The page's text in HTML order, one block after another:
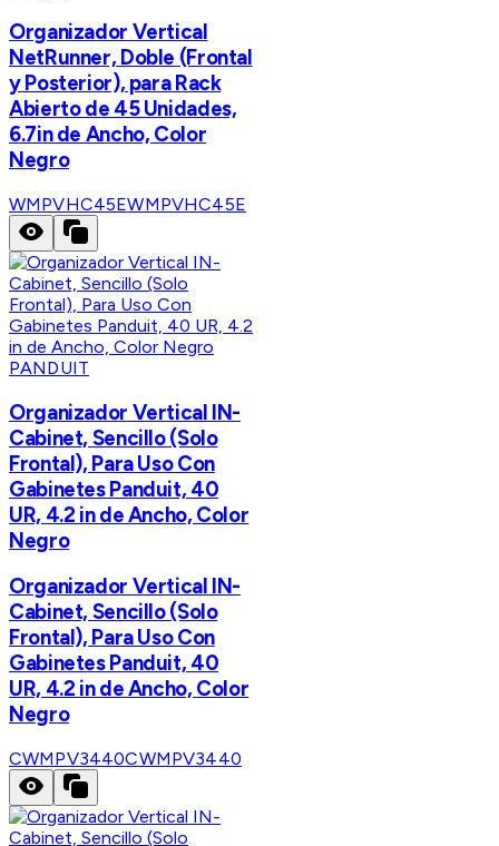
Organizador Vertical
NetRunner, Doble (Frontal
y Posterior), para Rack
Abierto de 45 Unidades,
6.7in de Ancho, Color
Negro
WMPVHC45EWMPVHC45E
PANDUIT
Organizador Vertical IN-
Cabinet, Sencillo (Solo
Frontal), Para Uso Con
Gabinetes Panduit, 40
UR, 4.2 in de Ancho, Color
Negro
Organizador Vertical IN-
Cabinet, Sencillo (Solo
Frontal), Para Uso Con
Gabinetes Panduit, 40
UR, 4.2 in de Ancho, Color
Negro
CWMPV3440CWMPV3440